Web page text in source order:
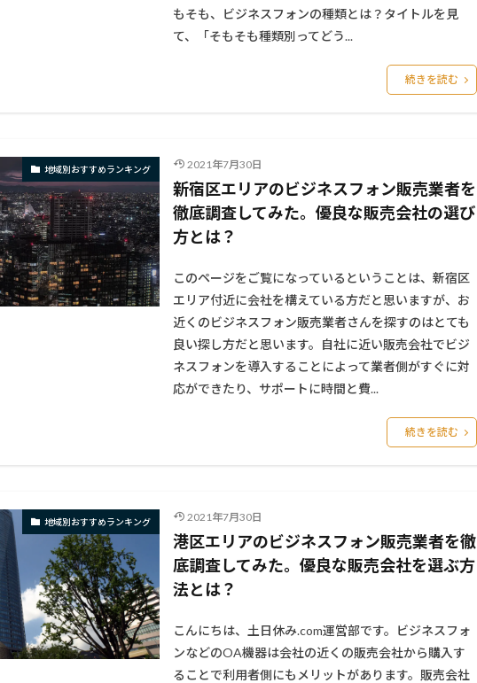
もそも、ビジネスフォンの種類とは？タイトルを見
て、「そもそも種類別ってどう...
続きを読む
地域別おすすめランキング 2021年7月30日
新宿区エリアのビジネスフォン販売業者を
徹底調査してみた。優良な販売会社の選び
方とは？
このページをご覧になっているということは、新宿区
エリア付近に会社を構えている方だと思いますが、お
近くのビジネスフォン販売業者さんを探すのはとても
良い探し方だと思います。自社に近い販売会社でビジ
ネスフォンを導入することによって業者側がすぐに対
応ができたり、サポートに時間と費...
続きを読む
地域別おすすめランキング 2021年7月30日
港区エリアのビジネスフォン販売業者を徹
底調査してみた。優良な販売会社を選ぶ方
法とは？
こんにちは、土日休み.com運営部です。ビジネスフォ
ンなどのOA機器は会社の近くの販売会社から購入す
ることで利用者側にもメリットがあります。販売会社